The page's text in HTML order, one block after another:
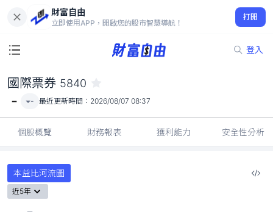
財富自由
立即使用APP，開啟您的股市智慧導航！
打開
登入
-
國際票券 5840
- - 最近更新時間： 2026/08/07 08:37
個股概覽 財務報表 獲利能力 安全性分析
本益比河流圖
近5年